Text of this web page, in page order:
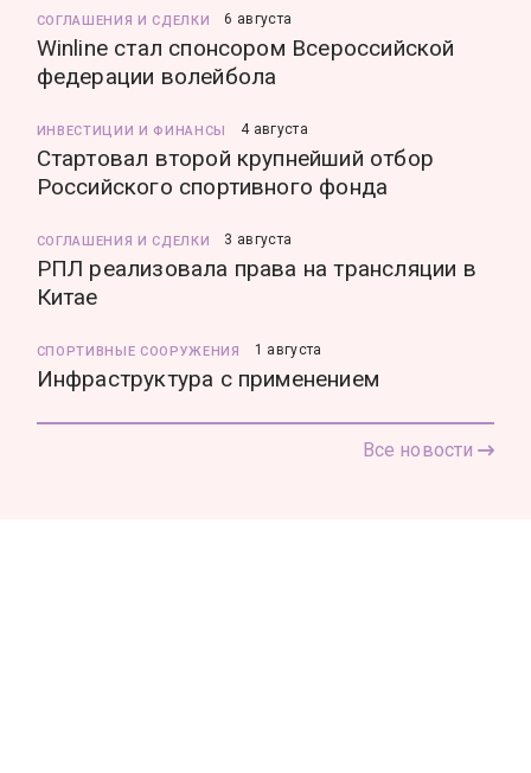
СОГЛАШЕНИЯ И СДЕЛКИ 6 августа
Winline стал спонсором Всероссийской
федерации волейбола
ИНВЕСТИЦИИ И ФИНАНСЫ 4 августа
Стартовал второй крупнейший отбор
Российского спортивного фонда
СОГЛАШЕНИЯ И СДЕЛКИ 3 августа
РПЛ реализовала права на трансляции в
Китае
СПОРТИВНЫЕ СООРУЖЕНИЯ 1 августа
Инфраструктура с применением
Все новости